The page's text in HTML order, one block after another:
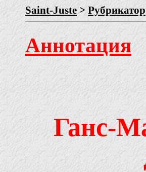
Saint-Juste > Рубрикатор
Аннотация
Ганс-